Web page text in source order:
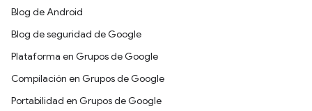
Blog de Android
Blog de seguridad de Google
Plataforma en Grupos de Google
Compilación en Grupos de Google
Portabilidad en Grupos de Google